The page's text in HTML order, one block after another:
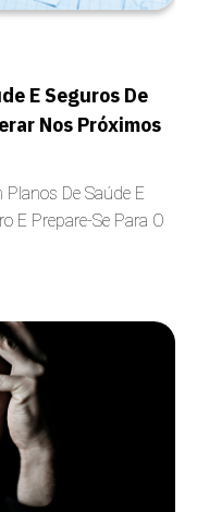
E Seguros De
Nos Próximos
De Saúde E
E Prepare-Se Para O